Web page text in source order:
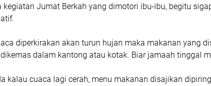
kegiatan Jumat Berkah yang dimotori ibu-ibu, begitu
diperkirakan akan turun hujan maka makanan yang
dalam kantong atau kotak. Biar jamaah tinggal
kalau cuaca lagi cerah, menu makanan disajikan